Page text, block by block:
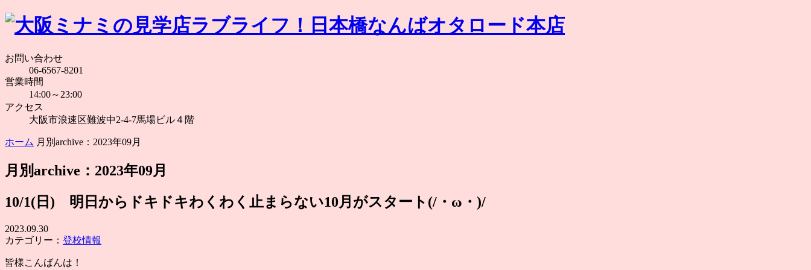
お問い合わせ
06-6567-8201
営業時間
14:00～23:00
アクセス
大阪市浪速区難波中2-4-7馬場ビル４階
ホーム 月別archive：2023年09月
月別archive：2023年09月
10/1(日) 明日からドキドキわくわく止まらない10月がスタート(/・ω・)/
2023.09.30
カテゴリー： 登校情報
皆様こんばんは！